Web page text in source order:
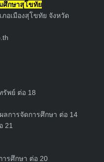
ศึกษาสุโขทัย
อเมืองสุโขทัย จังหวัด
รัพย์ ต่อ 18
การจัดการศึกษา ต่อ 14
21
รศึกษา ต่อ 20